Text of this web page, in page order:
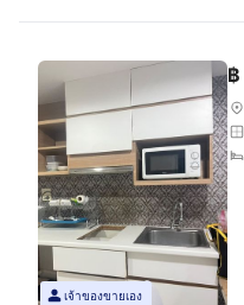
เจ้าของขายเอง
฿